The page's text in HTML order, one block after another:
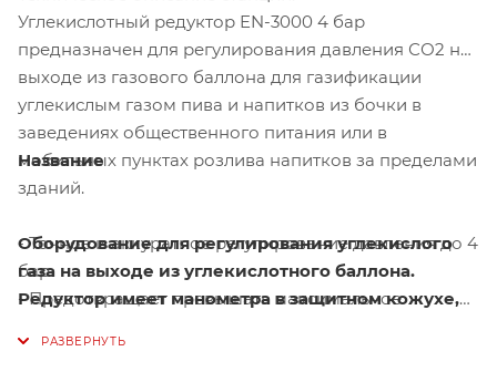
Углекислотный редуктор EN-3000 4 бар
предназначен для регулирования давления СО2 на
выходе из газового баллона для газификации
углекислым газом пива и напитков из бочки в
заведениях общественного питания или в
мобильных пунктах розлива напитков за пределами
зданий.
- Точное и аккуратное регулирование давления до 4
бар.
- Предотвращает превышать максимальное
Название
Оборудование для регулирования углекислого
газа на выходе из углекислотного баллона.
Редуктор имеет манометра в защитном кожухе,